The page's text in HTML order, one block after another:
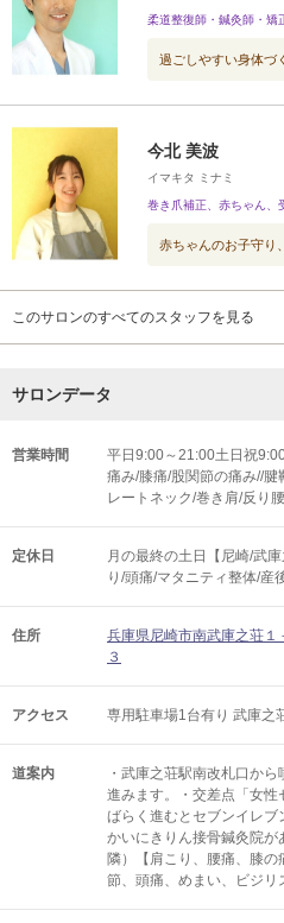
柔道整復師・鍼灸師・矯
過ごしやすい身体づ
今北 美波
イマキタ ミナミ
巻き爪補正、赤ちゃん、
赤ちゃんのお子守り
このサロンのすべてのスタッフを見る
サロンデータ
営業時間
平日9:00～21:00土日祝
痛み/膝痛/股関節の痛み//腱
レートネック/巻き肩/反り
定休日
月の最終の土日【尼崎/武
り/頭痛/マタニティ整体/産
住所
兵庫県尼崎市南武庫之荘１
３
アクセス 専用駐車場1台有り 武庫之
道案内
・武庫之荘駅南改札口か
進みます。・交差点「女性
ばらく進むとセブンイレブ
かいにきりん接骨鍼灸院
隣）【肩こり、腰痛、膝
節、頭痛、めまい、ビジリ